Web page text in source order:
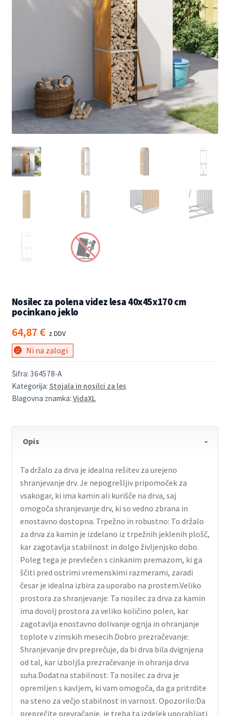
Nosilec za polena videz lesa 40x45x170 cm
pocinkano jeklo
64,87 € z DDV
Ni na zalogi
Šifra: 364578-A
Kategorija: Stojala in nosilci za les
Blagovna znamka: VidaXL
Opis
Ta držalo za drva je idealna rešitev za urejeno
shranjevanje drv. Je nepogrešljiv pripomoček za
vsakogar, ki ima kamin ali kurišče na drva, saj
omogoča shranjevanje drv, ki so vedno zbrana in
enostavno dostopna. Trpežno in robustno: To držalo
za drva za kamin je izdelano iz trpežnih jeklenih plošč,
kar zagotavlja stabilnost in dolgo življenjsko dobo.
Poleg tega je prevlečen s cinkanim premazom, ki ga
ščiti pred ostrimi vremenskimi razmerami, zaradi
česar je idealna izbira za uporabo na prostem.Veliko
prostora za shranjevanje: Ta nosilec za drva za kamin
ima dovolj prostora za veliko količino polen, kar
zagotavlja enostavno dolivanje ognja in ohranjanje
toplote v zimskih mesecih.Dobro prezračevanje:
Shranjevanje drv preprečuje, da bi drva bila dvignjena
od tal, kar izboljša prezračevanje in ohranja drva
suha.Dodatna stabilnost: Ta nosilec za drva je
opremljen s kavljem, ki vam omogoča, da ga pritrdite
na steno za večjo stabilnost in varnost. Opozorilo:Da
preprečite prevračanje, je treba ta izdelek uporabljati